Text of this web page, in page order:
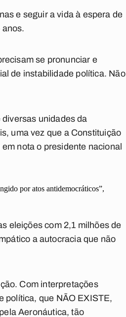
e seguir a vida à espera de
anos.
se pronunciar e
de instabilidade política. Não
unidades da
uma vez que a Constituição
nota o presidente nacional
por atos antidemocráticos”,
eleições com 2,1 milhões de
a autocracia que não
Com interpretações
política, que NÃO EXISTE,
Aeronáutica, tão